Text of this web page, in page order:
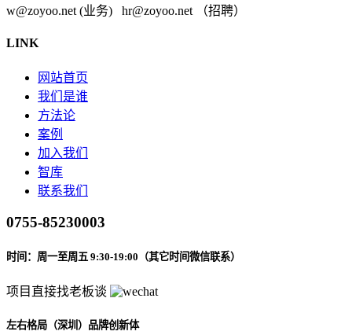
w@zoyoo.net (业务) hr@zoyoo.net （招聘）
LINK
网站首页
我们是谁
方法论
案例
加入我们
智库
联系我们
0755-85230003
时间：周一至周五 9:30-19:00（其它时间微信联系）
项目直接找老板谈
左右格局（深圳）品牌创新体